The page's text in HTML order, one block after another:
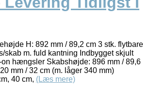
H: 892 mm / 89,2 cm 3 stk. flytbare
skab m. fuld kantning Indbygget skjult
hængsler Skabshøjde: 896 mm / 89,6
mm / 32 cm (m. låger 340 mm)
40 cm, (Læs mere)